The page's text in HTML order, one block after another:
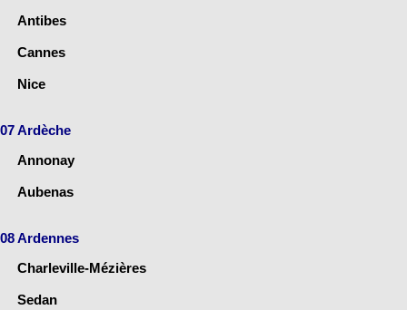
Antibes
Cannes
Nice
07 Ardèche
Annonay
Aubenas
08 Ardennes
Charleville-Mézières
Sedan